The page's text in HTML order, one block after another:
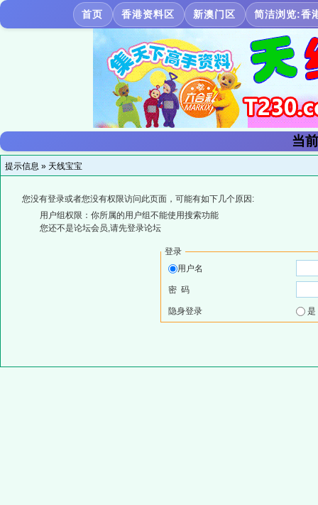
首页 香港资料区 新澳门区 简洁浏览:香
当
提示信息 » 天线宝宝
您没有登录或者您没有权限访问此页面，可能有如下几个原因:
用户组权限：你所属的用户组不能使用搜索功能
您还不是论坛会员,请先登录论坛
登录
用户名
密 码
隐身登录